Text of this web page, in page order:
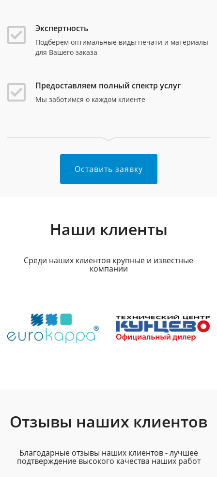
Экспертность
Подберем оптимальные виды печати и материалы
для Вашего заказа
Предоставляем полный спектр услуг
Мы заботимся о каждом клиенте
Оставить заявку
Наши клиенты
Среди наших клиентов крупные и известные
компании
Отзывы наших клиентов
Благодарные отзывы наших клиентов - лучшее
подтверждение высокого качества наших работ